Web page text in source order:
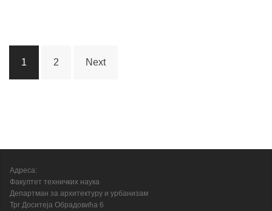
navigation
1 2 Next
Адреса:
Факултет техничких наука
Департман за архитектуру и урбанизам
Трг Доситеја Обрадовића 6